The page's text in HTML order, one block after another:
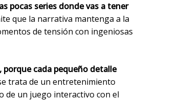
pocas series donde vas a tener
que la narrativa mantenga a la
de tensión con ingeniosas
cada pequeño detalle
trata de un entretenimiento
de un juego interactivo con el